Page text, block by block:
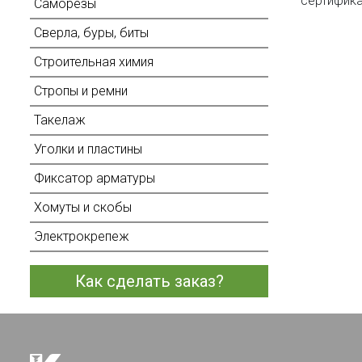
Саморезы
Сверла, буры, биты
Строительная химия
Стропы и ремни
Такелаж
Уголки и пластины
Фиксатор арматуры
Хомуты и скобы
Электрокрепеж
Как сделать заказ?